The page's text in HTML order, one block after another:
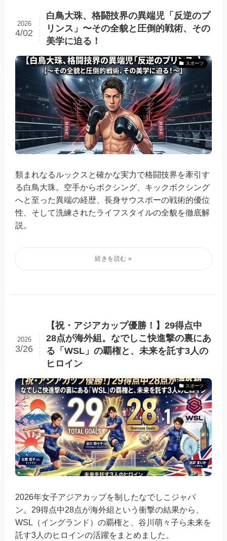
白鳥大珠、格闘技界の異端児「反逆のプ
リンス」〜その全貌と圧倒的戦術、その
美学に迫る！
2026
4/02
スポーツ
類まれなるルックスと確かな実力で格闘技界を牽引す
る白鳥大珠。空手からボクシング、キックボクシング
へと至った異端の経歴、長身サウスポーの戦術的優位
性、そして洗練されたライフスタイルの全貌を徹底解
説。
【祝・アジアカップ優勝！】29得点中
28点が海外組。なでしこ快進撃の裏にあ
る「WSL」の覇権と、未来を託す3人の
ヒロイン
2026
3/26
スポーツ
2026年女子アジアカップを制したなでしこジャパ
ン。29得点中28点が海外組という衝撃の結果から、
WSL（イングランド）の覇権と、谷川萌々子ら未来を
託す3人のヒロインの活躍をまとめました。